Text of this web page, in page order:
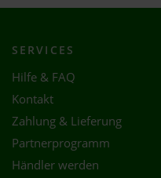
SERVICES
Hilfe & FAQ
Kontakt
Zahlung & Lieferung
Partnerprogramm
Händler werden